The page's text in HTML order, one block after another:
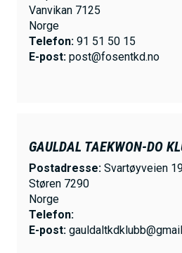
Vanvikan 7125
Norge
Telefon: 91 51 50 15
E-post: post@fosentkd.no
GAULDAL TAEKWON-DO
Postadresse: Svartøyveien
Støren 7290
Norge
Telefon:
E-post: